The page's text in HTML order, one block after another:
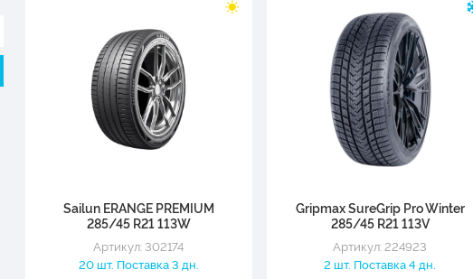
Sailun ERANGE PREMIUM
285/45 R21 113W
Артикул: 302174
20 шт. Поставка 3 дн.
Gripmax SureGrip Pro Winter
285/45 R21 113V
Артикул: 224923
2 шт. Поставка 4 дн.